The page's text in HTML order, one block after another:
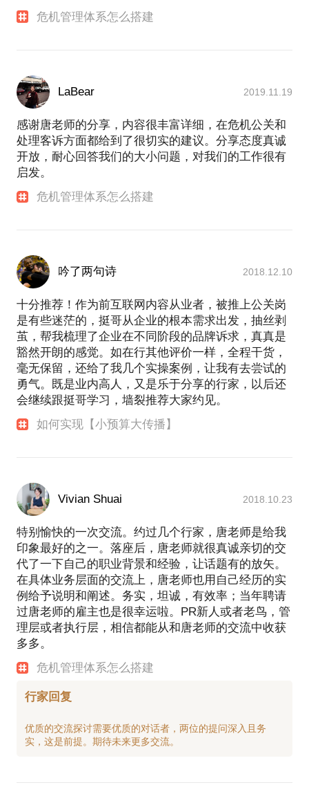
危机管理体系怎么搭建
LaBear 2019.11.19
感谢唐老师的分享，内容很丰富详细，在危机公关和
处理客诉方面都给到了很切实的建议。分享态度真诚
开放，耐心回答我们的大小问题，对我们的工作很有
启发。
危机管理体系怎么搭建
吟了两句诗 2018.12.10
十分推荐！作为前互联网内容从业者，被推上公关岗
是有些迷茫的，挺哥从企业的根本需求出发，抽丝剥
茧，帮我梳理了企业在不同阶段的品牌诉求，真真是
豁然开朗的感觉。如在行其他评价一样，全程干货，
毫无保留，还给了我几个实操案例，让我有去尝试的
勇气。既是业内高人，又是乐于分享的行家，以后还
会继续跟挺哥学习，墙裂推荐大家约见。
如何实现【小预算大传播】
Vivian Shuai 2018.10.23
特别愉快的一次交流。约过几个行家，唐老师是给我
印象最好的之一。落座后，唐老师就很真诚亲切的交
代了一下自己的职业背景和经验，让话题有的放矢。
在具体业务层面的交流上，唐老师也用自己经历的实
例给予说明和阐述。务实，坦诚，有效率；当年聘请
过唐老师的雇主也是很幸运啦。PR新人或者老鸟，管
理层或者执行层，相信都能从和唐老师的交流中收获
多多。
危机管理体系怎么搭建
行家回复
优质的交流探讨需要优质的对话者，两位的提问深入且务